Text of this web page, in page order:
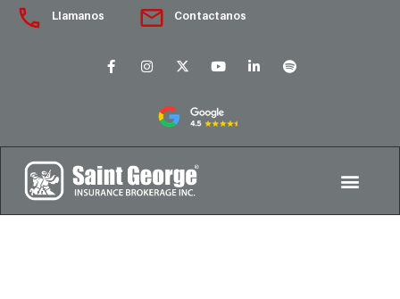
Llamanos Contactanos